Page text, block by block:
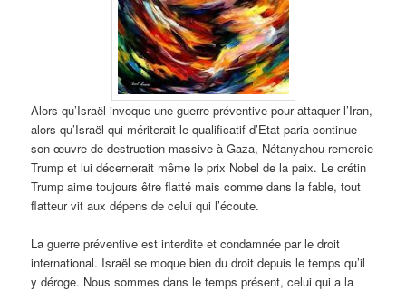
Alors qu’Israël invoque une guerre préventive pour attaquer l’Iran,
alors qu’Israël qui mériterait le qualificatif d’Etat paria continue
son œuvre de destruction massive à Gaza, Nétanyahou remercie
Trump et lui décernerait même le prix Nobel de la paix. Le crétin
Trump aime toujours être flatté mais comme dans la fable, tout
flatteur vit aux dépens de celui qui l’écoute.
La guerre préventive est interdite et condamnée par le droit
international. Israël se moque bien du droit depuis le temps qu’il
y déroge. Nous sommes dans le temps présent, celui qui a la